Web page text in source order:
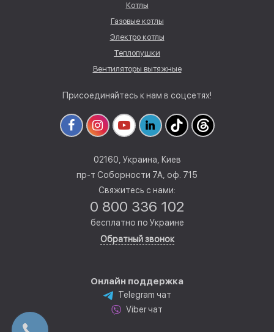
Котлы
Газовые котлы
Электро котлы
Теплопушки
Вентиляторы вытяжные
Присоединяйтесь к нам в соцсетях!
02160, Украина, Киев
пр-т Соборности 7А, оф. 715
Свяжитесь с нами:
0 800 336 102
бесплатно по Украине
Обратный звонок
Онлайн поддержка
Telegram чат
Viber чат